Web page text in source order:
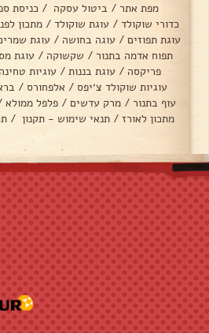
מפת אתר / ביטול עסקה / כניסת
כדורי שוקולד / עוגת שוקולד / מתכון
עוגת תפוזים / עוגה בחושה / עוגת
תפוח אדמה בתנור / שקשוקה / עוגת
פריקסה / עוגת בננות / עוגיות טחינה
עוגיות שוקולד צ׳יפס / אלפחורס /
עוף בתנור / מרק עדשים / פלפל ממולא
מתכון לאורז / תנאי שימוש - תקנון /